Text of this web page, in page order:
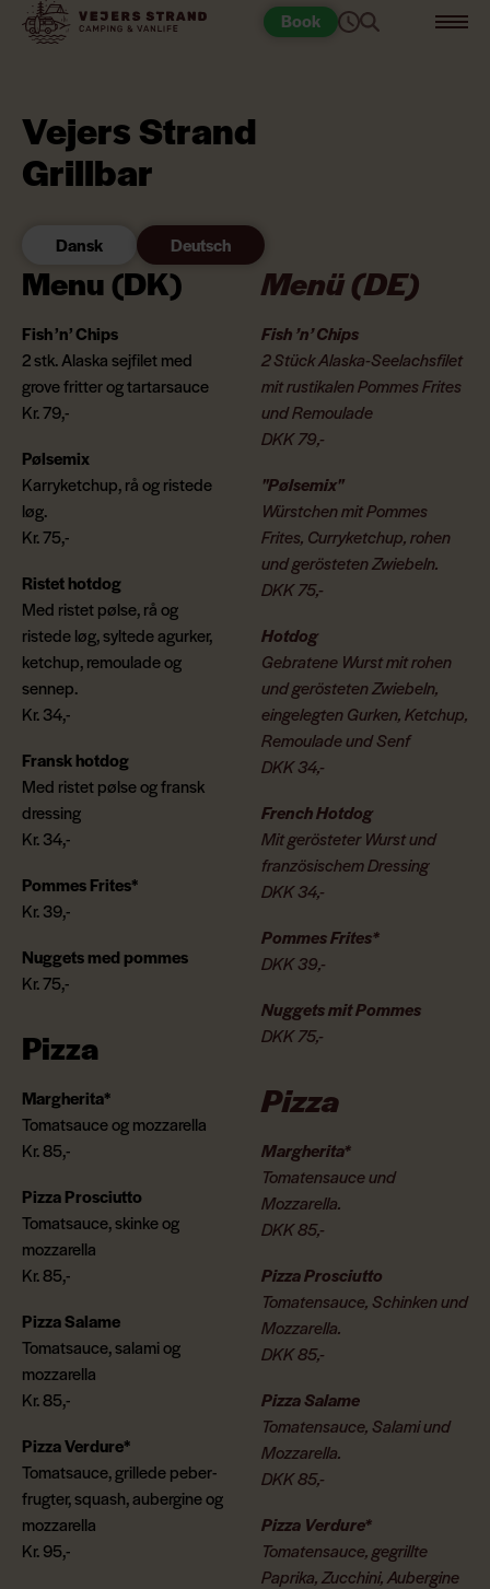
Book
Vejers Strand
Grillbar
Dansk Deutsch
Menu (DK)
Fish ’n’ Chips
2 stk. Alaska sejfilet med
grove fritter og tartarsauce
Kr. 79,-
Pølsemix
Karryketchup, rå og ristede
løg.
Kr. 75,-
Ristet hotdog
Med ristet pølse, rå og
ristede løg, syltede agurker,
ketchup, remoulade og
sennep.
Kr. 34,-
Fransk hotdog
Med ristet pølse og fransk
dressing
Kr. 34,-
Pommes Frites*
Kr. 39,-
Nuggets med pommes
Kr. 75,-
Pizza
Margherita*
Tomatsauce og mozzarella
Kr. 85,-
Pizza Prosciutto
Tomatsauce, skinke og
mozzarella
Kr. 85,-
Pizza Salame
Tomatsauce, salami og
mozzarella
Kr. 85,-
Pizza Verdure*
Tomatsauce, grillede peber­
frugter, squash, aubergine og
mozzarella
Kr. 95,-
Menü (DE)
Fish ’n’ Chips
2 Stück Alaska-Seelachsfilet
mit rustikalen Pommes Frites
und Remoulade
DKK 79,-
"Pølsemix"
Würstchen mit Pommes
Frites, Curryketchup, rohen
und gerösteten Zwiebeln.
DKK 75,-
Hotdog
Gebratene Wurst mit rohen
und gerösteten Zwiebeln,
eingelegten Gurken, Ketchup,
Remoulade und Senf
DKK 34,-
French Hotdog
Mit gerösteter Wurst und
französischem Dressing
DKK 34,-
Pommes Frites*
DKK 39,-
Nuggets mit Pommes
DKK 75,-
Pizza
Margherita*
Tomatensauce und
Mozzarella.
DKK 85,-
Pizza Prosciutto
Tomatensauce, Schinken und
Mozzarella.
DKK 85,-
Pizza Salame
Tomatensauce, Salami und
Mozzarella.
DKK 85,-
Pizza Verdure*
Tomatensauce, gegrillte
Paprika, Zucchini, Aubergine